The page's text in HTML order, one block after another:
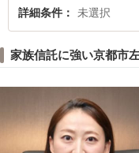
詳細条件 未選択
家族信託に強い京都市